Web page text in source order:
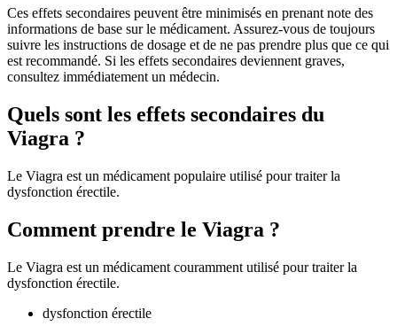
Ces effets secondaires peuvent être minimisés en prenant note des
informations de base sur le médicament. Assurez-vous de toujours
suivre les instructions de dosage et de ne pas prendre plus que ce qui
est recommandé. Si les effets secondaires deviennent graves,
consultez immédiatement un médecin.
Quels sont les effets secondaires du
Viagra ?
Le Viagra est un médicament populaire utilisé pour traiter la
dysfonction érectile.
Comment prendre le Viagra ?
Le Viagra est un médicament couramment utilisé pour traiter la
dysfonction érectile.
dysfonction érectile